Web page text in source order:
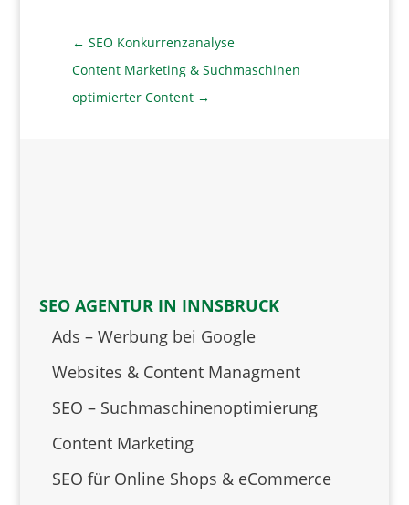
← SEO Konkurrenzanalyse
Content Marketing & Suchmaschinen
optimierter Content→
SEO AGENTUR IN INNSBRUCK
Ads – Werbung bei Google
Websites & Content Managment
SEO – Suchmaschinenoptimierung
Content Marketing
SEO für Online Shops & eCommerce